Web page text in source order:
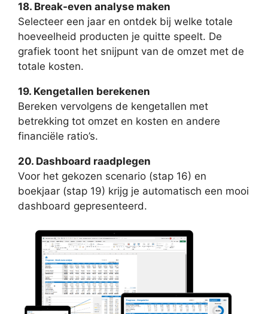
18. Break-even analyse maken
Selecteer een jaar en ontdek bij welke totale
hoeveelheid producten je quitte speelt. De
grafiek toont het snijpunt van de omzet met de
totale kosten.
19. Kengetallen berekenen
Bereken vervolgens de kengetallen met
betrekking tot omzet en kosten en andere
financiële ratio’s.
20. Dashboard raadplegen
Voor het gekozen scenario (stap 16) en
boekjaar (stap 19) krijg je automatisch een mooi
dashboard gepresenteerd.